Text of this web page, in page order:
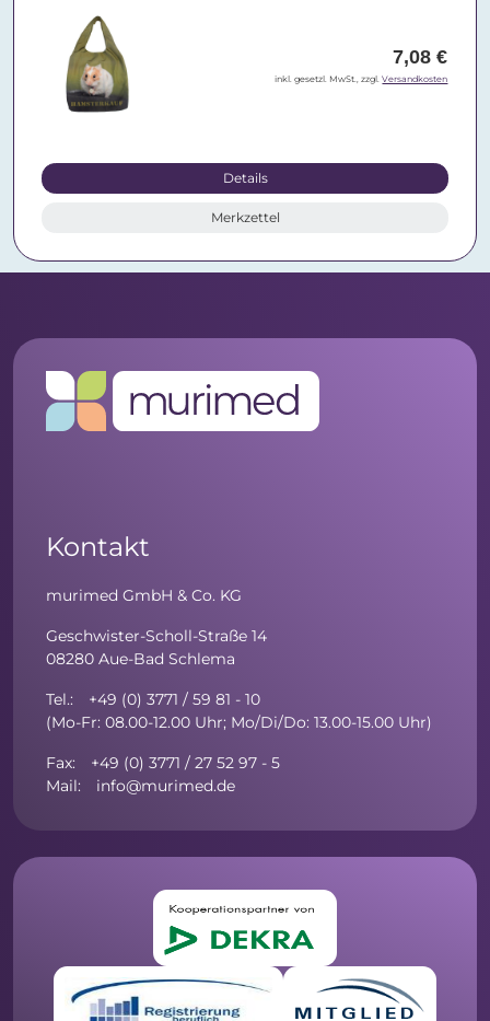
7,08 €
inkl. gesetzl. MwSt., zzgl.Versandkosten
Details
Merkzettel
Kontakt
murimed GmbH & Co. KG
Geschwister-Scholl-Straße 14
08280 Aue-Bad Schlema
Tel.: +49 (0) 3771 / 59 81 - 10
(Mo-Fr: 08.00-12.00 Uhr; Mo/Di/Do: 13.00-15.00 Uhr)
Fax: +49 (0) 3771 / 27 52 97 - 5
Mail: info@murimed.de